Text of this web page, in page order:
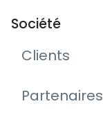
Société
Clients
Partenaires